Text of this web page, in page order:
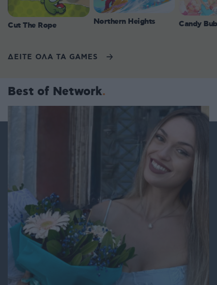
Cut The Rope Northern Heights Candy
ΔΕΙΤΕ ΟΛΑ ΤΑ GAMES
Best of Network